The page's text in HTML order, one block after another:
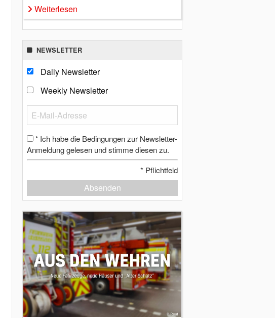
Weiterlesen
NEWSLETTER
Daily Newsletter
Weekly Newsletter
* Ich habe die Bedingungen zur Newsletter-
Anmeldung gelesen und stimme diesen zu.
* Pflichtfeld
Absenden